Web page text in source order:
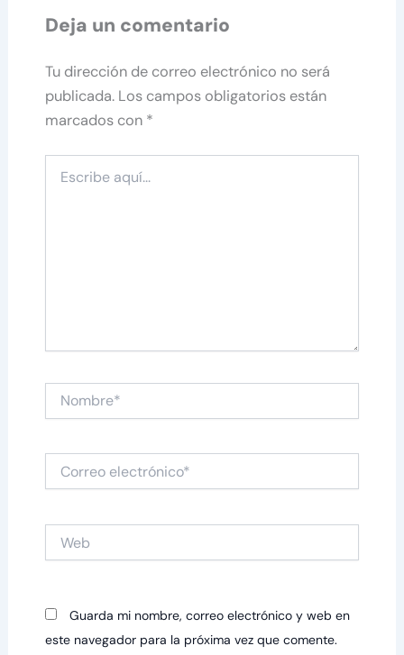
Deja un comentario
Tu dirección de correo electrónico no será
publicada. Los campos obligatorios están
marcados con *
aquí...
Nombre*
electrónico*
Guarda mi nombre, correo electrónico y web en
este navegador para la próxima vez que comente.